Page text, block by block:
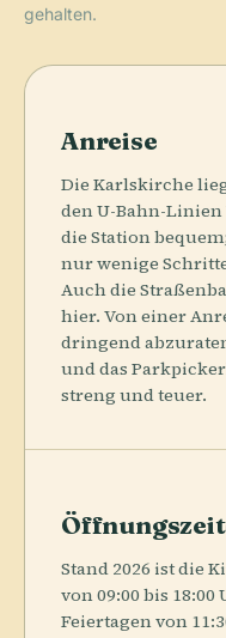
gehalten.
Anreise
Die Karlskirche
den U-Bahn-Linien
die Station
nur wenige
Auch die
hier. Von einer
dringend
und das
streng und teuer.
Stand 2026 ist die
von 09:00 bis
Feiertagen von